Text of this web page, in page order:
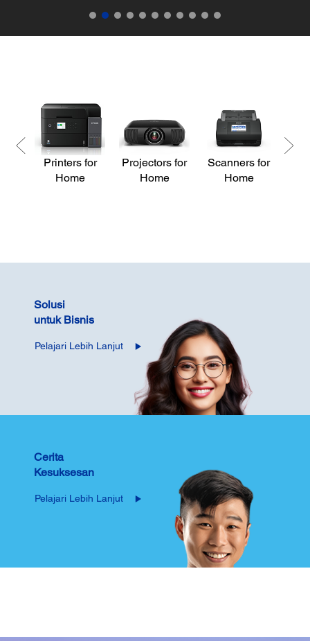
Printers for
Home
Projectors for
Home
Scanners for
Home
Solusi
untuk Bisnis
Pelajari Lebih Lanjut
Cerita
Kesuksesan
Pelajari Lebih Lanjut